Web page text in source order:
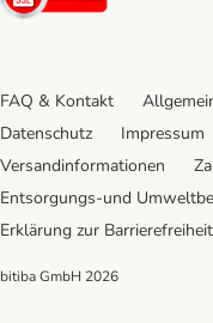
FAQ & Kontakt
Datenschutz
Impressum
Versandinformationen
Entsorgungs-und
Erklärung zur Barrierefreiheit
bitiba GmbH 2026